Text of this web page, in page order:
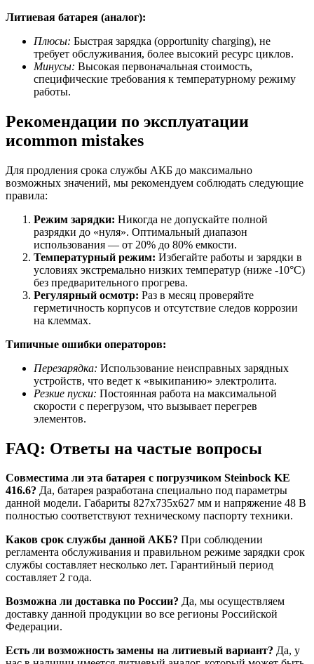
Литиевая батарея (аналог):
Плюсы: Быстрая зарядка (opportunity charging), не
требует обслуживания, более высокий ресурс циклов.
Минусы: Высокая первоначальная стоимость,
специфические требования к температурному режиму
работы.
Рекомендации по эксплуатации
иcommon mistakes
Для продления срока службы АКБ до максимально
возможных значений, мы рекомендуем соблюдать следующие
правила:
Режим зарядки: Никогда не допускайте полной
разрядки до «нуля». Оптимальный диапазон
использования — от 20% до 80% емкости.
Температурный режим: Избегайте работы и зарядки в
условиях экстремально низких температур (ниже -10°C)
без предварительного прогрева.
Регулярный осмотр: Раз в месяц проверяйте
герметичность корпусов и отсутствие следов коррозии
на клеммах.
Типичные ошибки операторов:
Перезарядка: Использование неисправных зарядных
устройств, что ведет к «выкипанию» электролита.
Резкие пуски: Постоянная работа на максимальной
скорости с перегрузом, что вызывает перегрев
элементов.
FAQ: Ответы на частые вопросы
Совместима ли эта батарея с погрузчиком Steinbock KE
416.6? Да, батарея разработана специально под параметры
данной модели. Габариты 827x735x627 мм и напряжение 48 В
полностью соответствуют техническому паспорту техники.
Каков срок службы данной АКБ? При соблюдении
регламента обслуживания и правильном режиме зарядки срок
службы составляет несколько лет. Гарантийный период
составляет 2 года.
Возможна ли доставка по России? Да, мы осуществляем
доставку данной продукции во все регионы Российской
Федерации.
Есть ли возможность замены на литиевый вариант? Да, у